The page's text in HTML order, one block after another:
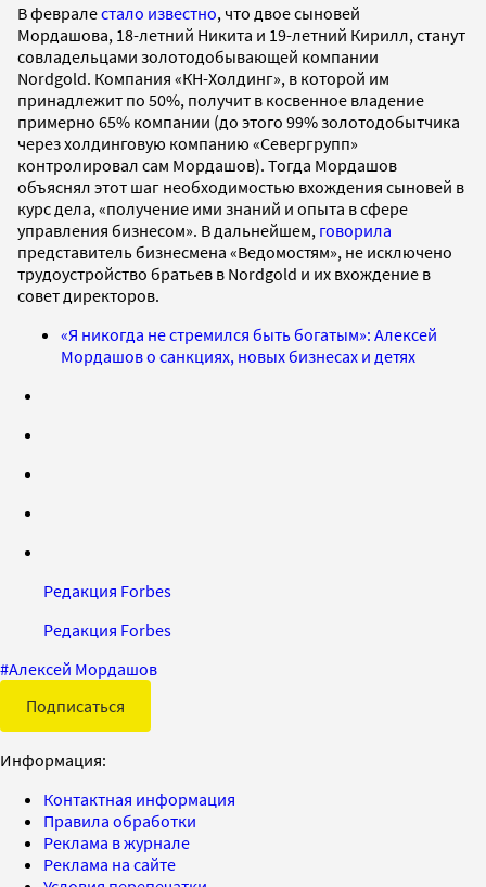
В февралестало известно, что двое сыновей
Мордашова, 18-летний Никита и 19-летний Кирилл, станут
совладельцами золотодобывающей компании
Nordgold. Компания «КН-Холдинг», в которой им
принадлежит по 50%, получит в косвенное владение
примерно 65% компании (до этого 99% золотодобытчика
через холдинговую компанию «Севергрупп»
контролировал сам Мордашов). Тогда Мордашов
объяснял этот шаг необходимостью вхождения сыновей в
курс дела, «получение ими знаний и опыта в сфере
управления бизнесом». В дальнейшем, говорила
представитель бизнесмена «Ведомостям», не исключено
трудоустройство братьев в Nordgold и их вхождение в
совет директоров.
«Я никогда не стремился быть богатым»: Алексей
Мордашов о санкциях, новых бизнесах и детях
Редакция Forbes
Редакция Forbes
#Алексей Мордашов
Подписаться
Информация:
Контактная информация
Правила обработки
Реклама в журнале
Реклама на сайте